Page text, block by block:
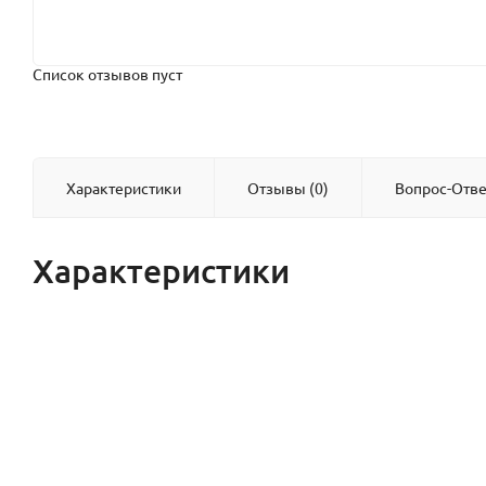
Список отзывов пуст
Характеристики Отзывы (0) Вопрос-
Характеристики